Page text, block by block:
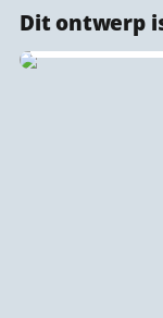
Dit ontwerp